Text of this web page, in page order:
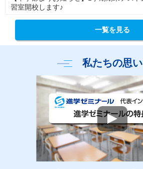
習室開校します♪
一覧を見る
私たちの思い